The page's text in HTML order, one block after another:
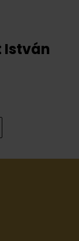
István